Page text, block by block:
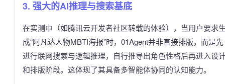
3. 强大的AI推理与搜索基底
在实测中（如腾讯云开发者社区转载的体验），当用户要求
成“阿凡达人物MBTI海报”时，01Agent并非直接排版，而是先
进行联网搜索与逻辑推理，自行推导出角色性格后再进入设
和排版阶段。这体现了其具备多智能体协同的认知能力。